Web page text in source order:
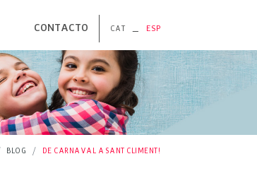
CONTACTO CAT _ ESP
BLOG DE CARNAVAL A SANT CLIMENT!